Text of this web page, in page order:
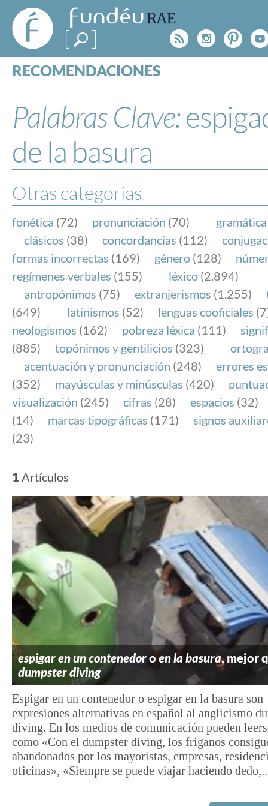
FundéuRAE
- Fundación
del Español
Urgente
Rss
RECOMENDACIONES
ESPECIALES
BLOG
NOTICIAS
FundéuRAE es una fundación patrocinada por la
y la Real Academia Española, cuyo objetivo es
el buen uso del español en los medios de
Internet.
Palabras Clave:
de la basura
Otras categorías
fonética (72) pronunciación (70) gramática
clásicos (38) concordancias (112)
formas incorrectas (169) género (128)
regímenes verbales (155) léxico (2.894)
antropónimos (75) extranjerismos (1.255)
(649)
latinismos (52) lenguas cooficiales
neologismos (162) pobreza léxica (111)
(885)
topónimos y gentilicios (323)
acentuación y pronunciación (248)
errores
(352)
mayúsculas y minúsculas (420)
visualización (245) cifras (28) espacios (32)
(14)
marcas tipográficas (171)
signos
(23)
1 Artículos
espigar en un contenedoro en la basura, mejor
dumpster diving
Espigar en un contenedor o espigar en la basura son
expresiones alternativas en español al anglicismo
diving. En los medios de comunicación pueden
como «Con el dumpster diving, los friganos
abandonados por los mayoristas, empresas,
oficinas», «Siempre se puede viajar haciendo